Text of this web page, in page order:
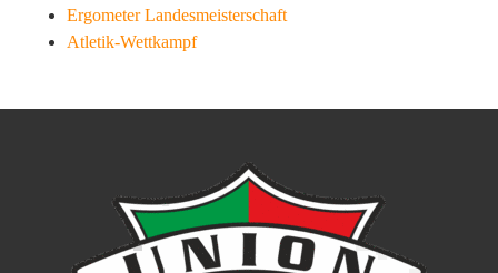
Ergometer Landesmeisterschaft
Atletik-Wettkampf